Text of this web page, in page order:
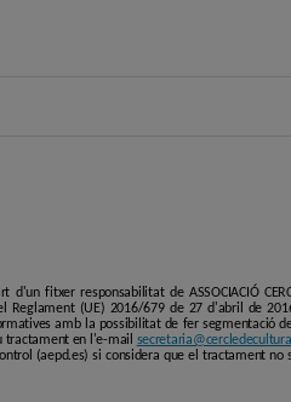
fitxer responsabilitat de ASSOCIACIÓ
(UE) 2016/679 de 27 d'abril de
amb la possibilitat de fer segmentació
tractament en l'e-mail
(aepd.es) si considera que el tractament